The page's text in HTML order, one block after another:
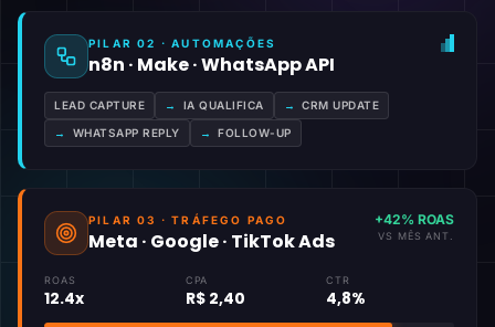
PILAR 02 · AUTOMAÇÕES
n8n · Make · WhatsApp API
LEAD CAPTURE → IA QUALIFICA → CRM UPDATE
→ WHATSAPP REPLY → FOLLOW-UP
PILAR 03 · TRÁFEGO PAGO
Meta · Google · TikTok Ads
+42% ROAS
VS MÊS ANT.
ROAS
12.4x
CPA
R$ 2,40
CTR
4,8%